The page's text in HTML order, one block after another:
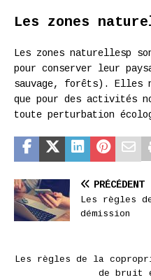
Les zones
Les zones naturellesp
pour conserver leur
sauvage, forêts). Elles
que pour des activités
toute perturbation
PRÉCÉDENT
Les règles
démission
Les règles de la
de bruit